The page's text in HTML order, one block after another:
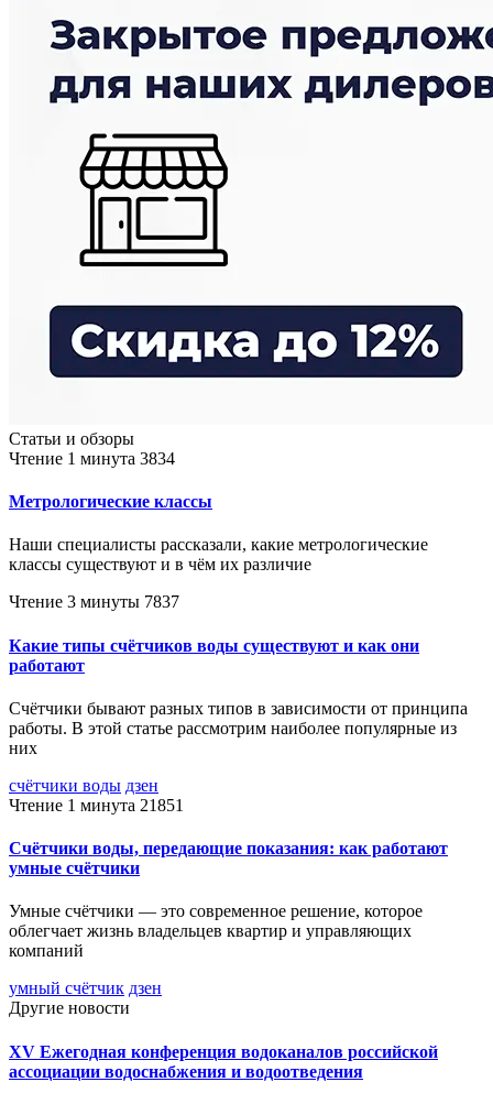
Статьи и обзоры
Чтение 1 минута 3834
Метрологические классы
Наши специалисты рассказали, какие метрологические
классы существуют и в чём их различие
Чтение 3 минуты 7837
Какие типы счётчиков воды существуют и как они
работают
Счётчики бывают разных типов в зависимости от принципа
работы. В этой статье рассмотрим наиболее популярные из
них
счётчики воды дзен
Чтение 1 минута 21851
Счётчики воды, передающие показания: как работают
умные счётчики
Умные счётчики — это современное решение, которое
облегчает жизнь владельцев квартир и управляющих
компаний
умный счётчик дзен
Другие новости
XV Ежегодная конференция водоканалов российской
ассоциации водоснабжения и водоотведения